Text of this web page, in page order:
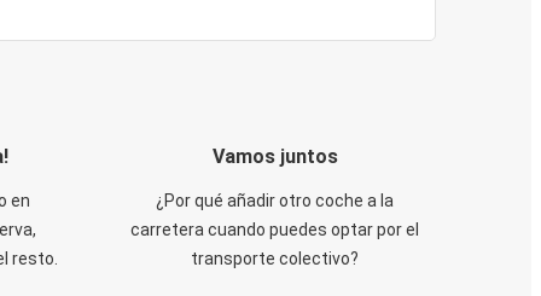
en
resto.
Vamos juntos
¿Por qué añadir otro coche a la
carretera cuando puedes optar por el
transporte colectivo?